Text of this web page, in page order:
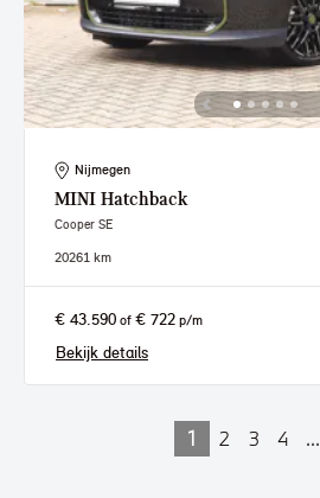
Nijmegen
MINI Hatchback
Cooper SE
20261 km
€ 43.590 of € 722 p/m
Bekijk details
1 2 3 4 ...